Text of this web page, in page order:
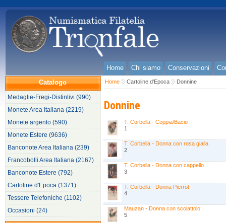
Home Chi siamo Conservazioni
Catalogo
Medaglie-Fregi-Distintivi (990)
Monete Area Italiana (2219)
Monete argento (590)
Monete Estere (9636)
Banconote Area Italiana (239)
Francobolli Area Italiana (2167)
Banconote Estere (792)
Cartoline d'Epoca (1371)
Tessere Telefoniche (1102)
Occasioni (24)
Home Cartoline d'Epoca Donnine
Donnine
T. Corbella - Coppia/Bacio
1
T. Corbella - Donna con rosa gialla
2
T. Corbella - Donna con cappello
3
T. Corbella - Donna Pierrot
4
Mauzan - Donna con scoiattolo
5